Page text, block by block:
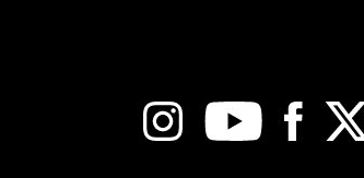
InstagramYoutube Facebook
X